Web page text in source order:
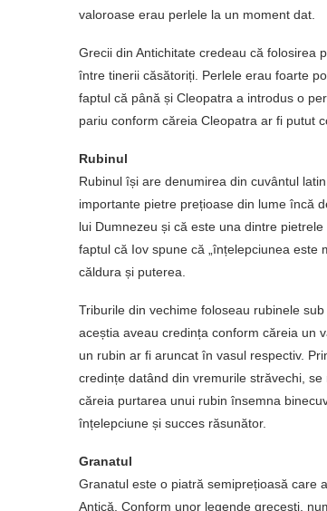
valoroase erau perlele la un moment dat.
Grecii din Antichitate credeau că folosirea
între tinerii căsătoriți. Perlele erau foarte
faptul că până și Cleopatra a introdus o
pariu conform căreia Cleopatra ar fi putut
Rubinul
Rubinul își are denumirea din cuvântul
importante pietre prețioase din lume încă
lui Dumnezeu și că este una dintre
faptul că Iov spune că „înțelepciunea este
căldura și puterea.
Triburile din vechime foloseau rubinele
aceștia aveau credința conform căreia un
un rubin ar fi aruncat în vasul respectiv.
credințe datând din vremurile străvechi,
căreia purtarea unui rubin însemna
înțelepciune și succes răsunător.
Granatul
Granatul este o piatră semiprețioasă care
Antică. Conform unor legende grecești,